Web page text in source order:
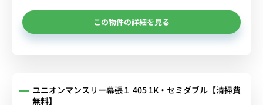
この物件の詳細を見る
ユニオンマンスリー幕張１ 405 1K・セミダブル【清掃費
無料】